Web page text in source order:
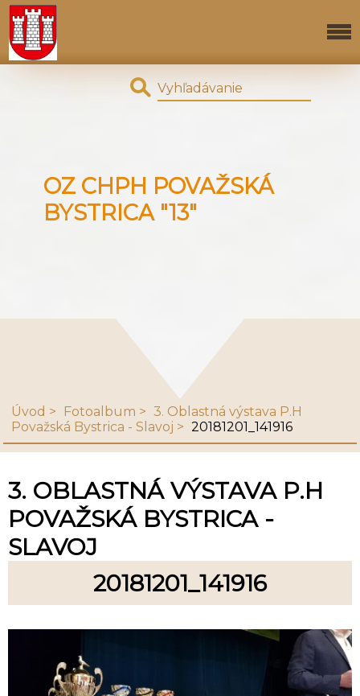
OZ CHPH POVAŽSKÁ
BYSTRICA "13"
Úvod Fotoalbum
3. Oblastná výstava P.H
Považská Bystrica - Slavoj
20181201_141916
3. OBLASTNÁ VÝSTAVA P.H
POVAŽSKÁ BYSTRICA -
SLAVOJ
20181201_141916